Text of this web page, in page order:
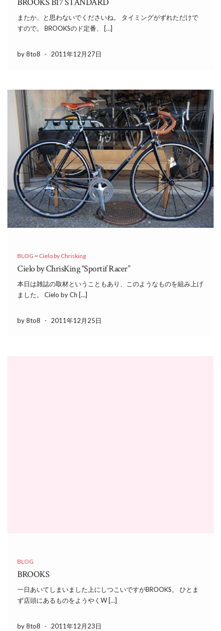
またか、と思わないでくださいね。 タイミングがずれただけで
すので。 BROOKSのド定番、 […]
by 8to8 - 2011年12月27日
BLOG ~ Cielo by Chrisking
Cielo by ChrisKing “Sportif Racer”
本日は雑誌の取材ということもあり、このようなものを組み上げ
ました。 Cielo by Ch […]
by 8to8 - 2011年12月25日
BLOG
BROOKS
一日あいてしまいました上にしつこいですがBROOKS。 ひとま
ず店頭にあるものをようやくW […]
by 8to8 - 2011年12月23日